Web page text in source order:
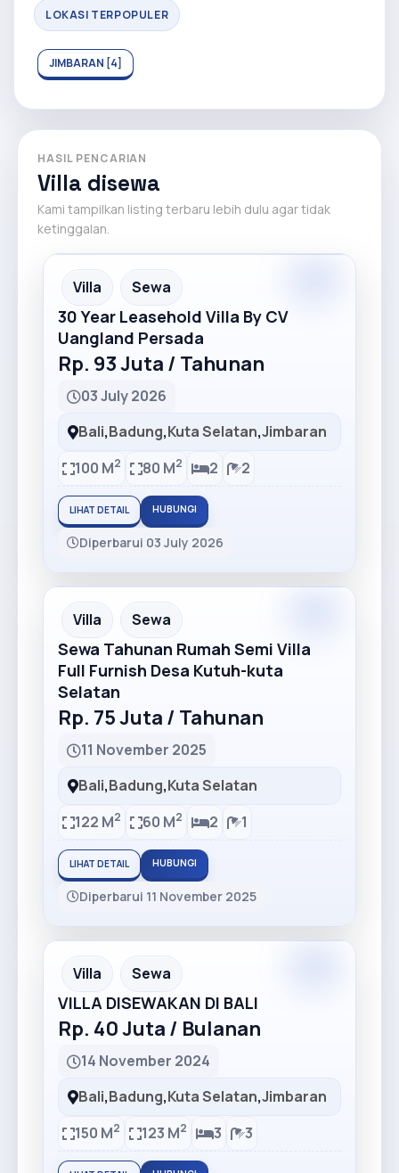
LOKASI TERPOPULER
JIMBARAN [4]
HASIL PENCARIAN
Villa disewa
Kami tampilkan listing terbaru lebih dulu agar tidak
ketinggalan.
Recommended
Villa Sewa
30 Year Leasehold Villa By CV
Uangland Persada
Rp. 93 Juta / Tahunan
03 July 2026
Bali,Badung,Kuta Selatan,Jimbaran
100 M2 80 M2 2 2
LIHAT DETAIL HUBUNGI
Diperbarui 03 July 2026
Recommended
Villa Sewa
Sewa Tahunan Rumah Semi Villa
Full Furnish Desa Kutuh-kuta
Selatan
Rp. 75 Juta / Tahunan
11 November 2025
Bali,Badung,Kuta Selatan
122 M2 60 M2 2 1
LIHAT DETAIL HUBUNGI
Diperbarui 11 November 2025
Recommended
Villa Sewa
VILLA DISEWAKAN DI BALI
Rp. 40 Juta / Bulanan
14 November 2024
Bali,Badung,Kuta Selatan,Jimbaran
150 M2 123 M2 3 3